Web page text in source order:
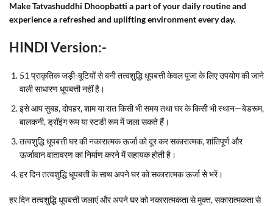
Make Tatvashuddhi Dhoopbatti a part of your daily routine and
experience a refreshed and uplifting environment every day.
HINDI Version:-
51 प्राकृतिक जड़ी-बूटियों से बनी तत्वशुद्धि धूपबत्ती केवल पूजा के लिए उपयोग की जाने
वाली साधारण धूपबत्ती नहीं है।
इसे आप सुबह, दोपहर, शाम या रात किसी भी समय तथा घर के किसी भी स्थान—बेडरूम,
बालकनी, ड्रॉइंग रूम या स्टडी रूम में जला सकते हैं।
तत्वशुद्धि धूपबत्ती घर की नकारात्मक ऊर्जा को दूर कर सकारात्मक, शांतिपूर्ण और
ऊर्जावान वातावरण का निर्माण करने में सहायक होती है।
हर दिन तत्वशुद्धि धूपबत्ती के साथ अपने घर को सकारात्मक ऊर्जा से भरें।
हर दिन तत्वशुद्धि धूपबत्ती जलाएं और अपने घर को नकारात्मकता से मुक्त, सकारात्मकता से